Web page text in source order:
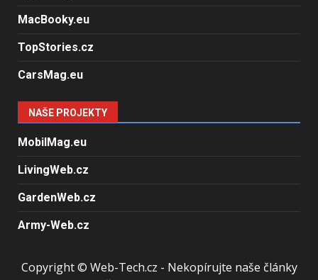
MacBooky.eu
TopStories.cz
CarsMag.eu
NAŠE PROJEKTY
MobilMag.eu
LivingWeb.cz
GardenWeb.cz
Army-Web.cz
Copyright © Web-Tech.cz - Nekopírujte naše články